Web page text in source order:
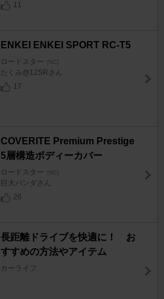
11
ENKEI ENKEI SPORT RC-T5
ロードスター [NC]
たくみ@12SRさん
17
COVERITE Premium Prestige
5層構造ボディーカバー
ロードスター [NC]
巨大パンダさん
26
長距離ドライブを快適に！ お
すすめの方法やアイテム
カーライフ